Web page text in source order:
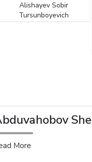
Alishayev Sobir
Tursunboyevich
More